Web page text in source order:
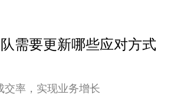
需要更新哪些应对方式
交率，实现业务增长